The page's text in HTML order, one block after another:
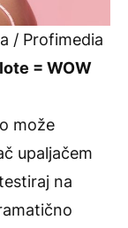
/ Profimedia
= WOW
može
upaljačem
na